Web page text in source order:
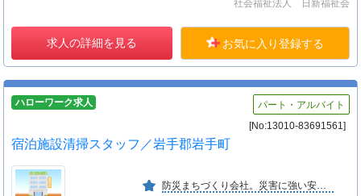
社会福祉法人 日新福祉会
求人の詳細を見る お気に入り登録する
ハローワーク求人
パート・アルバイト
[No:13010-83691561]
宿泊施設清掃スタッフ／岩手郡岩手町
防災まちづくり会社。災害に強い安全安心の協働型まちづくりを目指しています。